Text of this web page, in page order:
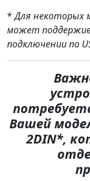
*Для некоторых
может
подключении по
Вашей
2DIN*,